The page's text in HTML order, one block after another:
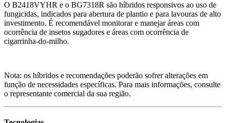
O B2418VYHR e o BG7318R são híbridos responsivos ao uso de
fungicidas, indicados para abertura de plantio e para lavouras de alto
investimento. É recomendável monitorar e manejar áreas com
ocorrência de insetos sugadores e áreas com ocorrência de
cigarrinha-do-milho.
Nota: os híbridos e recomendações poderão sofrer alterações em
função de necessidades específicas. Para mais informações, consulte
o representante comercial da sua região.